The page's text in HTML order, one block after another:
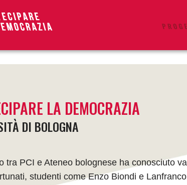
LA DEMOCRAZIA
DI BOLOGNA
tra PCI e Ateneo bolognese ha conosciuto
studenti come Enzo Biondi e